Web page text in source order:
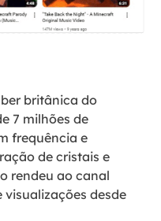
britânica do
7 milhões de
frequência e
de cristais e
rendeu ao canal
visualizações desde